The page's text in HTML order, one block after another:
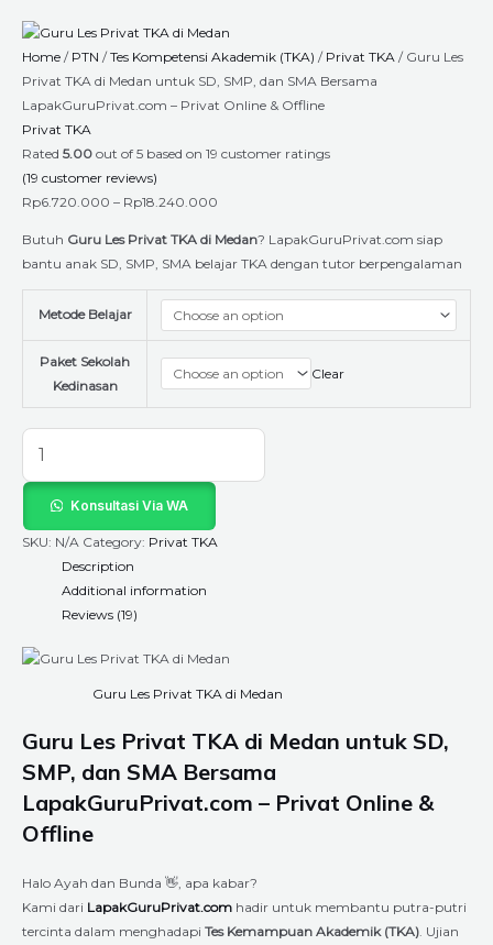
content
Home / PTN /Tes Kompetensi Akademik (TKA) / Privat TKA / Guru Les
Privat TKA di Medan untuk SD, SMP, dan SMA Bersama
LapakGuruPrivat.com – Privat Online & Offline
Privat TKA
Rated 5.00 out of 5 based on 19 customer ratings
(19 customer reviews)
Rp6.720.000 – Rp18.240.000
range:
Rp6.720.000
through
Rp18.240.000
Butuh Guru Les Privat TKA di Medan? LapakGuruPrivat.com siap
bantu anak SD, SMP, SMA belajar TKA dengan tutor berpengalaman
Metode Belajar
Paket Sekolah
Kedinasan
Clear
Les
Privat
TKA
di
Medan
untuk
SD,
SMP,
LapakGuruPrivat.com
quantity
Konsultasi Via WA
SKU: N/A Category: Privat TKA
Description
Additional information
Reviews (19)
Guru Les Privat TKA di Medan
Guru Les Privat TKA di Medan untuk SD,
SMP, dan SMA Bersama
LapakGuruPrivat.com – Privat Online &
Offline
Halo Ayah dan Bunda 👋, apa kabar?
Kami dari LapakGuruPrivat.com hadir untuk membantu putra-putri
tercinta dalam menghadapi Tes Kemampuan Akademik (TKA) . Ujian